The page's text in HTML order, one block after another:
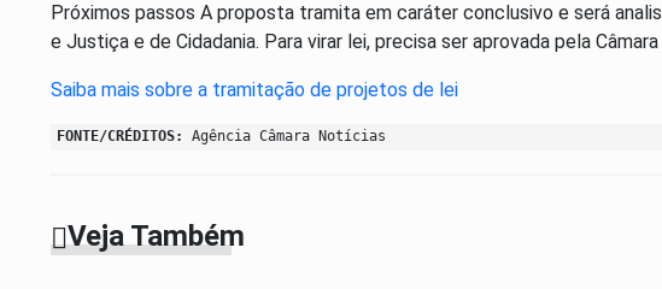
Próximos passos A proposta tramita em caráter conclusivo e será
e Justiça e de Cidadania. Para virar lei, precisa ser aprovada pela
Saiba mais sobre a tramitação de projetos de lei
FONTE/CRÉDITOS: Agência Câmara Notícias
Veja Também